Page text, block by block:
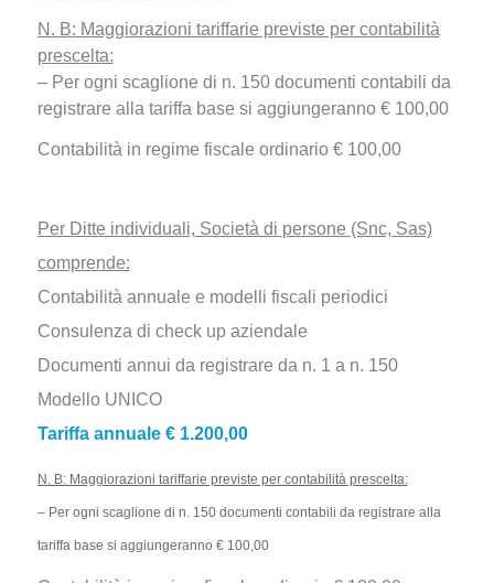
N. B: Maggiorazioni tariffarie previste per contabilità
prescelta:
– Per ogni scaglione di n. 150 documenti contabili da
registrare alla tariffa base si aggiungeranno € 100,00
Contabilità in regime fiscale ordinario € 100,00
Per Ditte individuali, Società di persone (Snc, Sas)
comprende:
Contabilità annuale e modelli fiscali periodici
Consulenza di check up aziendale
Documenti annui da registrare da n. 1 a n. 150
Modello UNICO
Tariffa annuale € 1.200,00
N. B: Maggiorazioni tariffarie previste per contabilità prescelta:
– Per ogni scaglione di n. 150 documenti contabili da registrare alla
tariffa base si aggiungeranno € 100,00